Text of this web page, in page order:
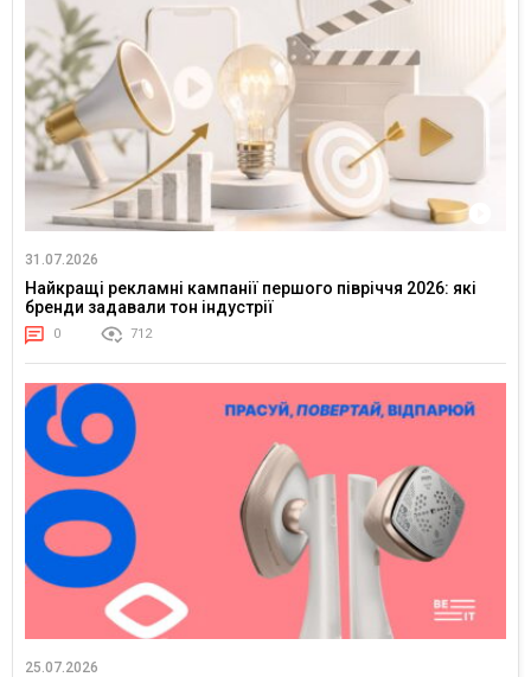
31.07.2026
Найкращі рекламні кампанії першого півріччя 2026: які
бренди задавали тон індустрії
0 712
25.07.2026